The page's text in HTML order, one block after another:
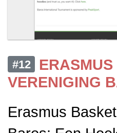
#12
VERENIGING
Erasmus